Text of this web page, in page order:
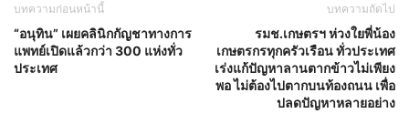
บทความก่อนหน้านี้
“อนุทิน” เผยคลินิกกัญชาทางการ
แพทย์เปิดแล้วกว่า 300 แห่งทั่ว
ประเทศ
บทความถัดไป
รมช.เกษตรฯ ห่วงใยพี่น้อง
เกษตรกรทุกครัวเรือน ทั่วประเทศ
เร่งแก้ปัญหาลานตากข้าวไม่เพียง
พอ ไม่ต้องไปตากบนท้องถนน เพื่อ
ปลดปัญหาหลายอย่าง